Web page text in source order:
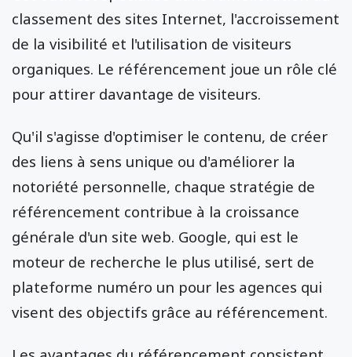
classement des sites Internet, l'accroissement
de la visibilité et l'utilisation de visiteurs
organiques. Le référencement joue un rôle clé
pour attirer davantage de visiteurs.
Qu'il s'agisse d'optimiser le contenu, de créer
des liens à sens unique ou d'améliorer la
notoriété personnelle, chaque stratégie de
référencement contribue à la croissance
générale d'un site web. Google, qui est le
moteur de recherche le plus utilisé, sert de
plateforme numéro un pour les agences qui
visent des objectifs grâce au référencement.